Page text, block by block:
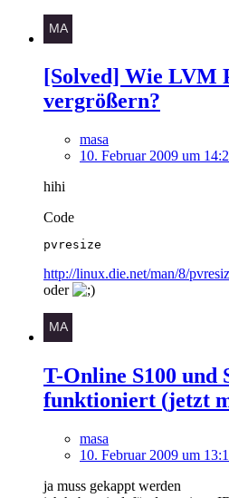
[Solved] Wie LVM
vergrößern?
masa
10. Februar 2009 um
hihi
Code
pvresize
http://linux.die.net/man/8/
oder
T-Online S100 und
funktioniert (jetzt
masa
10. Februar 2009 um
ja muss gekappt werden